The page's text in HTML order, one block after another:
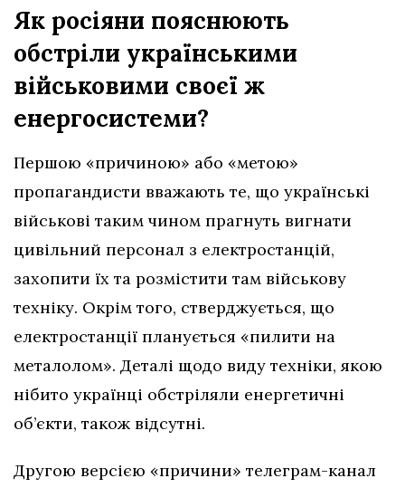
Як росіяни пояснюють
обстріли українськими
військовими своєї ж
енергосистеми?
Першою «причиною» або «метою»
пропагандисти вважають те, що українські
військові таким чином прагнуть вигнати
цивільний персонал з електростанцій,
захопити їх та розмістити там військову
техніку. Окрім того, стверджується, що
електростанції планується «пилити на
металолом». Деталі щодо виду техніки, якою
нібито українці обстріляли енергетичні
об’єкти, також відсутні.
Другою версією «причини» телеграм-канал